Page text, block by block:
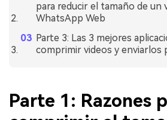
para reducir el tamaño de un
WhatsApp Web
Parte 3: Las 3 mejores
comprimir videos y enviarlos
Parte 1: Razones